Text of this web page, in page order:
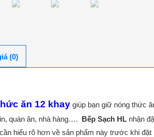
(0)
ăn 12 khay giúp bạn giữ nóng thức
quán ăn, nhà hàng…. Bếp Sạch HL nhận
hiểu rõ hơn về sản phẩm này trước khi đặt